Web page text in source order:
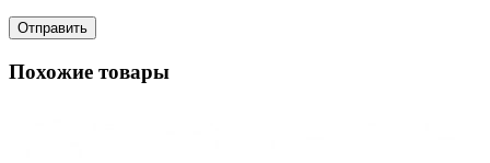
Похожие товары